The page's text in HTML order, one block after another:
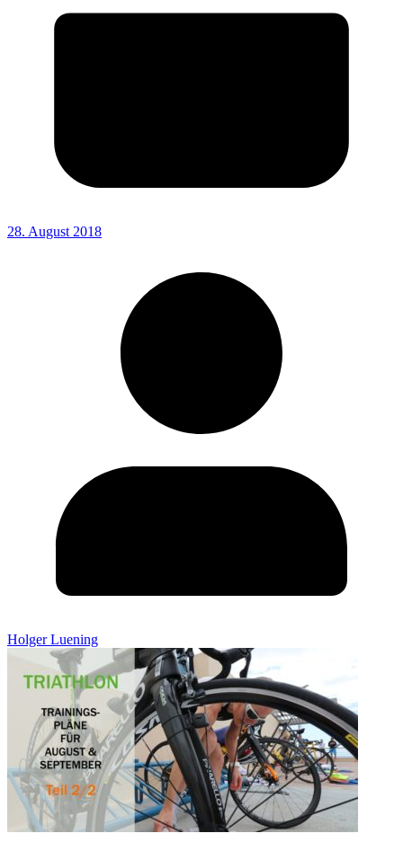
28. August 2018
Holger Luening